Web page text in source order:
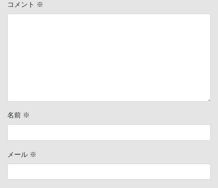
コメント ※
名前 ※
メール ※